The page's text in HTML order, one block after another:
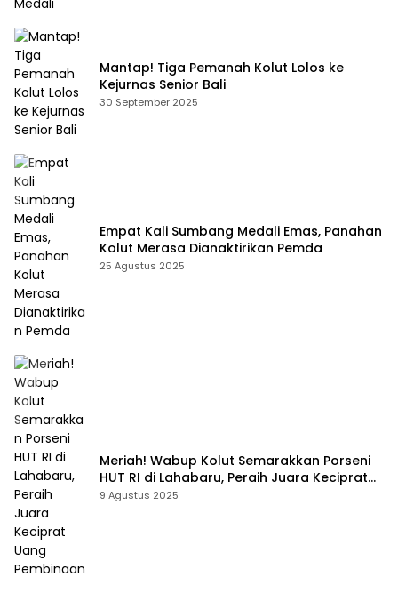
Mantap! Tiga Pemanah Kolut Lolos ke
Kejurnas Senior Bali
30 September 2025
Empat Kali Sumbang Medali Emas, Panahan
Kolut Merasa Dianaktirikan Pemda
25 Agustus 2025
Meriah! Wabup Kolut Semarakkan Porseni
HUT RI di Lahabaru, Peraih Juara Keciprat
Uang Pembinaan
9 Agustus 2025